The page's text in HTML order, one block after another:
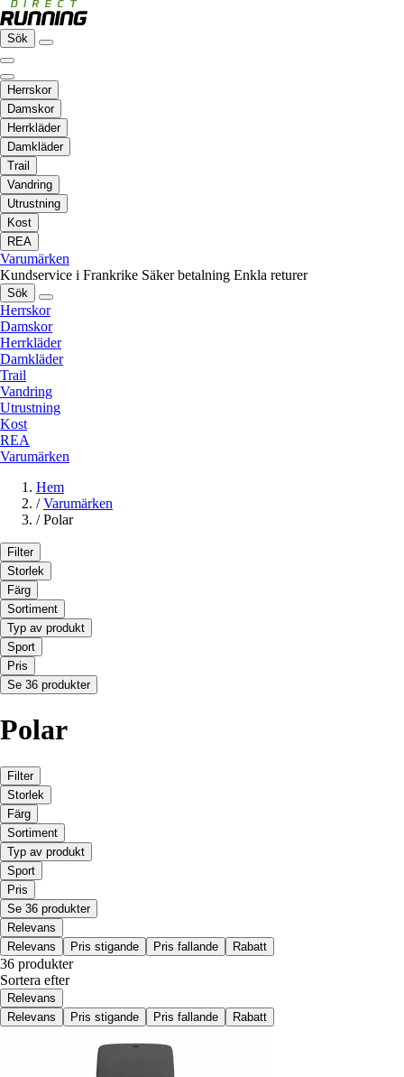
Sök
Herrskor
Damskor
Herrkläder
Damkläder
Trail
Vandring
Utrustning
Kost
REA
Varumärken
Kundservice i Frankrike Säker betalning Enkla returer
Sök
Herrskor
Damskor
Herrkläder
Damkläder
Trail
Vandring
Utrustning
Kost
REA
Varumärken
Hem
/ Varumärken
/ Polar
Filter
Storlek
Färg
Sortiment
Typ av produkt
Sport
Pris
Se 36 produkter
Polar
Filter
Storlek
Färg
Sortiment
Typ av produkt
Sport
Pris
Se 36 produkter
Relevans
Relevans
Pris stigande Pris fallande Rabatt
36 produkter
Sortera efter
Relevans
Relevans
Pris stigande Pris fallande Rabatt